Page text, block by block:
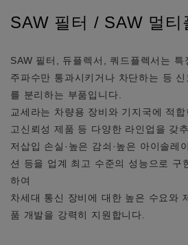
SAW 필터 / SAW 멀티
SAW 필터, 듀플렉서, 쿼드플렉서는 특
주파수만 통과시키거나 차단하는 등 신
를 분리하는 부품입니다.
교세라는 차량용 장비와 기지국에 적합
고신뢰성 제품 등 다양한 라인업을 갖
저삽입 손실·높은 감쇠·높은 아이솔레이
션 등을 업계 최고 수준의 성능으로 구
하여
차세대 통신 장비에 대한 높은 수요와
품 개발을 강력히 지원합니다.